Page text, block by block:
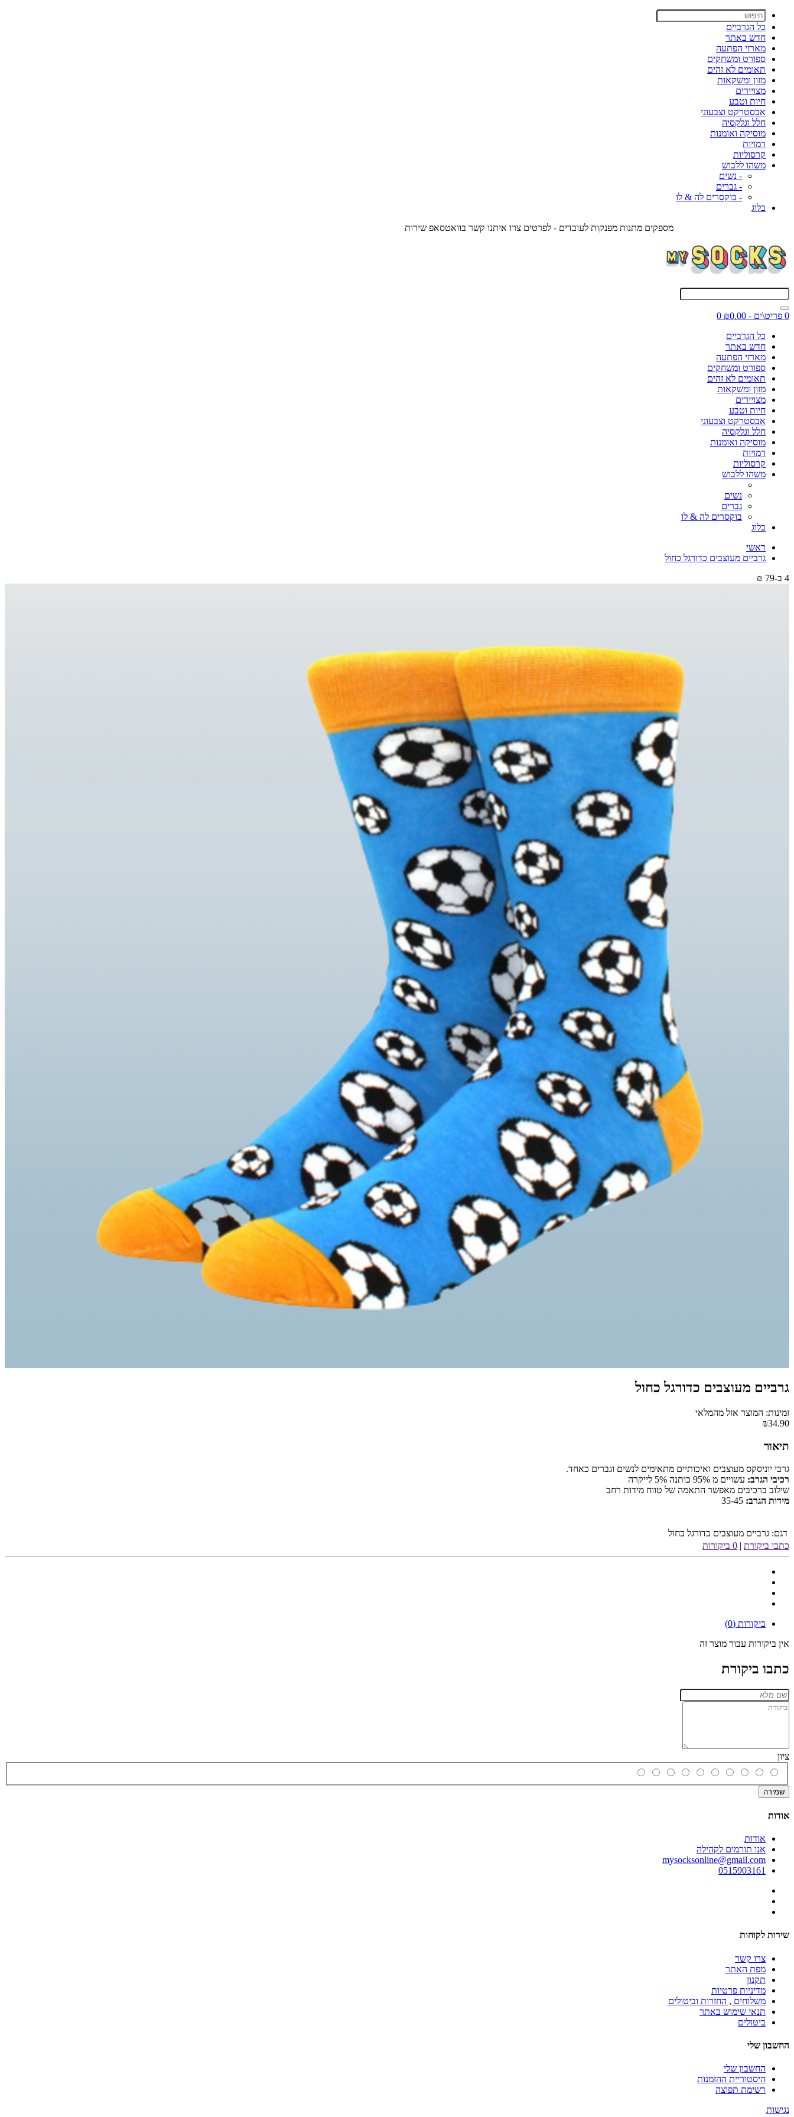
כל הגרביים
חדש באתר
מארזי הפתעה
ספורט ומשחקים
תאומים לא זהים
מזון ומשקאות
מצויירים
חיות וטבע
אבסטרקט וצבעוני
חלל וגלקסיה
מוסיקה ואומנות
דמויות
קרסוליות
משהו ללבוש
- נשים
- גברים
- בוקסרים לה & לו
בלוג
מספקים מתנות מפנקות לעובדים - לפרטים צרו איתנו קשר בוואטסאפ שירות
0 פריט\ים - ₪0.00
0
כל הגרביים
חדש באתר
מארזי הפתעה
ספורט ומשחקים
תאומים לא זהים
מזון ומשקאות
מצויירים
חיות וטבע
אבסטרקט וצבעוני
חלל וגלקסיה
מוסיקה ואומנות
דמויות
קרסוליות
משהו ללבוש
נשים
גברים
בוקסרים לה & לו
בלוג
ראשי
גרביים מעוצבים כדורגל כחול
4 ב-79 ₪
גרביים מעוצבים כדורגל כחול
זמינות: המוצר אזל מהמלאי
₪34.90
תיאור
גרבי יוניסקס מעוצבים ואיכותיים מתאימים לנשים וגברים כאחד.
רכיבי הגרב: עשויים מ 95% כותנה 5% לייקרה
שילוב ברכיבים מאפשר התאמה של טווח מידות רחב
מידות הגרב: 35-45
דגם: גרביים מעוצבים כדורגל כחול
כתבו ביקורת | 0 ביקורות
ביקורות (0)
אין ביקורות עבור מוצר זה
כתבו ביקורת
ציון
שמירה
אודות
אודות
אנו תורמים לקהילה
mysocksonline@gmail.com
0515903161
שירות לקוחות
צרו קשר
מפת האתר
תקנון
מדיניות פרטיות
משלוחים , החזרות וביטולים
תנאי שימוש באתר
ביטולים
החשבון שלי
החשבון שלי
היסטוריית ההזמנות
רשימת תפוצה
נגישות